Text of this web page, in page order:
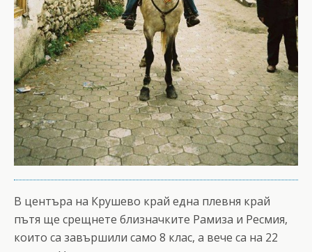
В центъра на Крушево край една плевня край
пътя ще срещнете близначките Рамиза и Ресмия,
които са завършили само 8 клас, а вече са на 22